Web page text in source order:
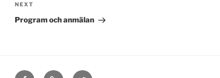
Next
Post
NEXT
Program och anmälan
Facebook
E- Twitter